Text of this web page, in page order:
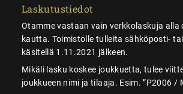
Laskutustiedot
Otamme vastaan vain verkkolaskuja alla
kautta. Toimistolle tulleita sähköposti-
käsitellä 1.11.2021 jälkeen.
Mikäli lasku koskee joukkuetta, tulee
joukkueen nimi ja tilaaja. Esim. ”P2006 /